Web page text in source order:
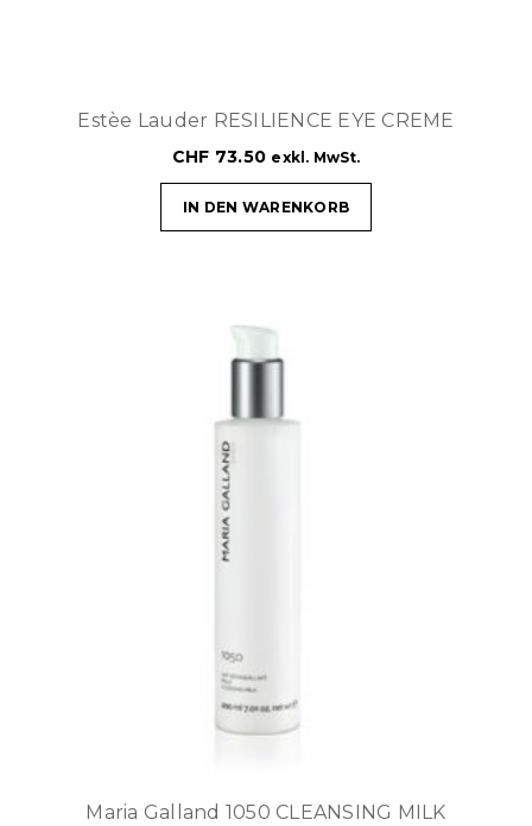
Estèe Lauder RESILIENCE EYE CREME
CHF 73.50 exkl. MwSt.
IN DEN WARENKORB
Maria Galland 1050 CLEANSING MILK